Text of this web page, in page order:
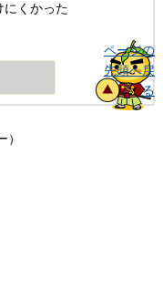
ページの
先頭へ戻
る
にくかった